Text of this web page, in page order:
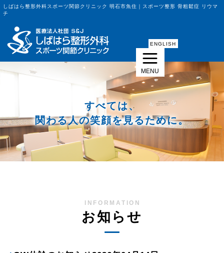
しばはら整形外科スポーツ関節クリニック 明石市魚住｜スポーツ整形 骨粗鬆症 リウマ
チ
しばはら整形外科スポーツ関節クリニック
ENGLISH
すべては、
関わる人の笑顔を見るために。
INFORMATION
お知らせ